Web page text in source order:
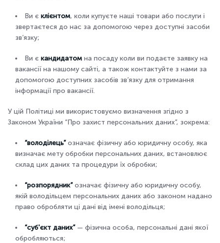
Ви є клієнтом, коли купуєте наші товари або послуги і
звертаєтеся до нас за допомогою через доступні засоби
зв’язку;
Ви є кандидатом на посаду коли ви подаєте заявку на
вакансії на нашому сайті, а також контактуйте з нами за
допомогою доступних засобів зв’язку для отримання
інформації про вакансії.
У цій Політиці ми використовуємо визначення згідно з
Законом України “Про захист персональних даних”, зокрема:
“володілець”означає фізичну або юридичну особу, яка
визначає мету обробки персональних даних, встановлює
склад цих даних та процедури їх обробки;
“розпорядник”означає фізичну або юридичну особу,
якій володільцем персональних даних або законом надано
право обробляти ці дані від імені володільця;
“суб'єкт даних”— фізична особа, персональні дані якої
обробляються;